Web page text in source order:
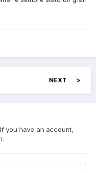
NEXT
you have an account,